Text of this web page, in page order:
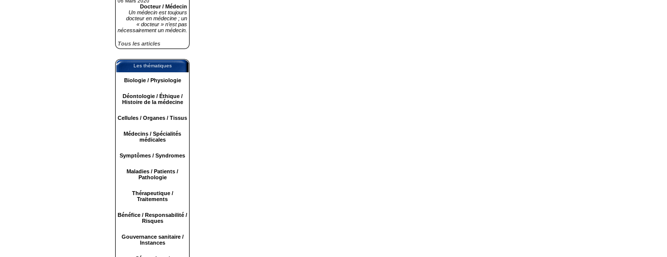
Docteur / Médecin
Un médecin est toujours
docteur en médecine ; un
« docteur » n’est pas
nécessairement un médecin.
Tous les articles
Les thématiques
Biologie / Physiologie
Déontologie / Éthique /
Histoire de la médecine
Cellules / Organes / Tissus
Médecins / Spécialités
médicales
Symptômes / Syndromes
Maladies / Patients /
Pathologie
Thérapeutique /
Traitements
Bénéfice / Responsabilité /
Risques
Gouvernance sanitaire /
Instances